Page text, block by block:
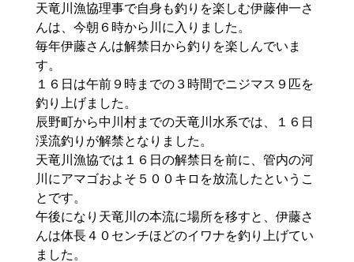
天竜川漁協理事で自身も釣りを楽しむ伊藤伸一さ
んは、今朝６時から川に入りました。
毎年伊藤さんは解禁日から釣りを楽しんでいま
す。
１６日は午前９時までの３時間でニジマス９匹を
釣り上げました。
辰野町から中川村までの天竜川水系では、１６日
渓流釣りが解禁となりました。
天竜川漁協では１６日の解禁日を前に、管内の河
川にアマゴおよそ５００キロを放流したというこ
とです。
午後になり天竜川の本流に場所を移すと、伊藤さ
んは体長４０センチほどのイワナを釣り上げてい
ました。